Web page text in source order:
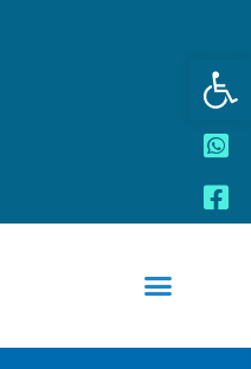
פתח סרגל נגישות